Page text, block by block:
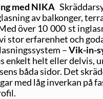
med NIKA
av balkonger,
över 10 000 st
stor erfarenhet och
–Vik-in-
enkelt helt eller delvis,
båda sidor. Det
med låg inverkan på